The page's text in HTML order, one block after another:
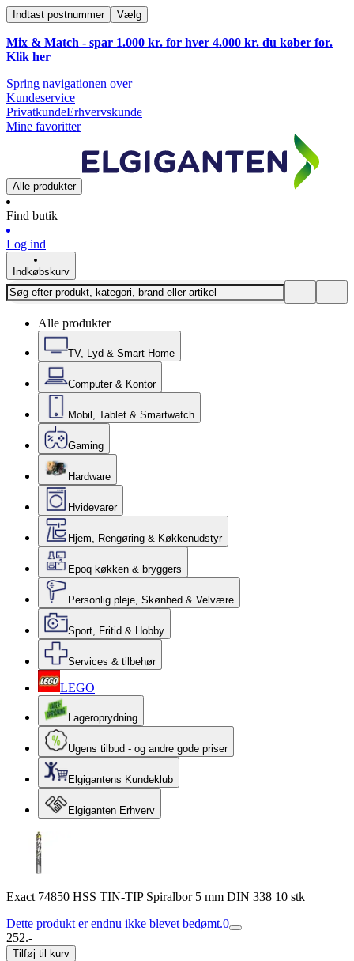
Indtast postnummer Vælg
Mix & Match - spar 1.000 kr. for hver 4.000 kr. du køber for.
Klik her
Spring navigationen over
Kundeservice
PrivatkundeErhvervskunde
Mine favoritter
Alle produkter
Find butik
Log ind
Indkøbskurv
Alle produkter
TV, Lyd & Smart Home
Computer & Kontor
Mobil, Tablet & Smartwatch
Gaming
Hardware
Hvidevarer
Hjem, Rengøring & Køkkenudstyr
Epoq køkken & bryggers
Personlig pleje, Skønhed & Velvære
Sport, Fritid & Hobby
Services & tilbehør
LEGO
Lageroprydning
Ugens tilbud - og andre gode priser
Elgigantens Kundeklub
Elgiganten Erhverv
Exact 74850 HSS TIN-TIP Spiralbor 5 mm DIN 338 10 stk
Dette produkt er endnu ikke blevet bedømt.0
252.-
Tilføj til kurv